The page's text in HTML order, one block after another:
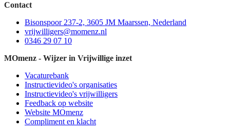
Contact
Bisonspoor 237-2, 3605 JM Maarssen, Nederland
vrijwilligers@momenz.nl
0346 29 07 10
MOmenz - Wijzer in Vrijwillige inzet
Vacaturebank
Instructievideo's organisaties
Instructievideo's vrijwilligers
Feedback op website
Website MOmenz
Compliment en klacht